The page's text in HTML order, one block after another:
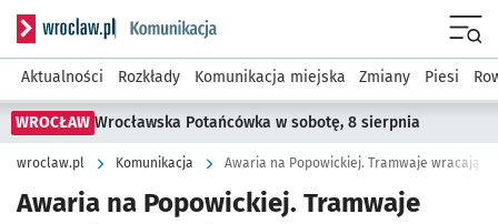
Serwis informacyjny wroclaw.pl podserwis: Komunikacja
Aktualności Rozkłady Komunikacja miejska Zmiany Piesi
WROCŁAW Wrocławska Potańcówka w sobotę, 8 sierpnia
wroclaw.pl Komunikacja Awaria na Popowickiej. Tramwaje wracają na
Awaria na Popowickiej. Tramwaje